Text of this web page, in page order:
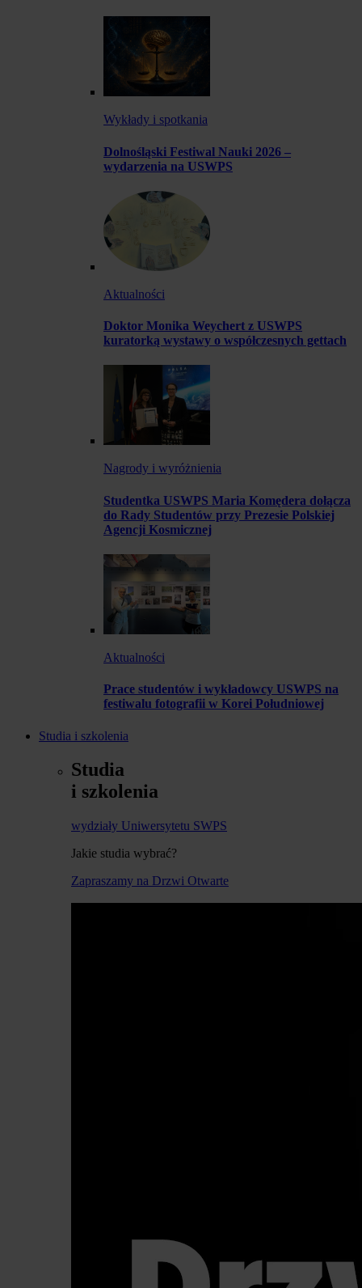
Wykłady i spotkania
Dolnośląski Festiwal Nauki 2026 –
wydarzenia na USWPS
Aktualności
Doktor Monika Weychert z USWPS
kuratorką wystawy o współczesnych gettach
Nagrody i wyróżnienia
Studentka USWPS Maria Komędera dołącza
do Rady Studentów przy Prezesie Polskiej
Agencji Kosmicznej
Aktualności
Prace studentów i wykładowcy USWPS na
festiwalu fotografii w Korei Południowej
Studia i szkolenia
Studia
i szkolenia
wydziały Uniwersytetu SWPS
Jakie studia wybrać?
Zapraszamy na Drzwi Otwarte